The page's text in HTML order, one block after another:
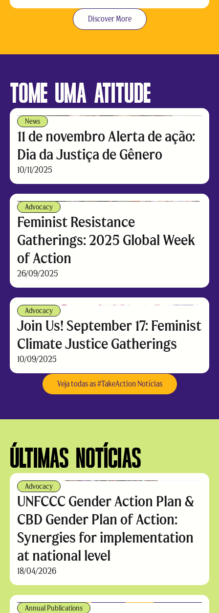
Discover More
TOME UMA ATITUDE
News
11 de novembro Alerta de ação:
Dia da Justiça de Gênero
10/11/2025
Advocacy
Feminist Resistance
Gatherings: 2025 Global Week
of Action
26/09/2025
Advocacy
Join Us! September 17: Feminist
Climate Justice Gatherings
10/09/2025
Veja todas as #TakeAction Notícias
ÚLTIMAS NOTÍCIAS
Advocacy
UNFCCC Gender Action Plan &
CBD Gender Plan of Action:
Synergies for implementation
at national level
18/04/2026
Annual Publications